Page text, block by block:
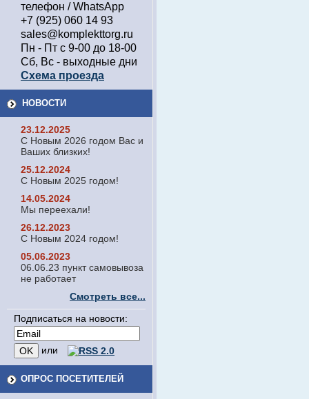
телефон / WhatsApp
+7 (925) 060 14 93
sales@komplekttorg.ru
Пн - Пт с 9-00 до 18-00
Сб, Вс - выходные дни
Схема проезда
НОВОСТИ
23.12.2025
С Новым 2026 годом Вас и
Ваших близких!
25.12.2024
С Новым 2025 годом!
14.05.2024
Мы переехали!
26.12.2023
С Новым 2024 годом!
05.06.2023
06.06.23 пункт самовывоза
не работает
Смотреть все...
Подписаться на новости:
или
ОПРОС ПОСЕТИТЕЛЕЙ